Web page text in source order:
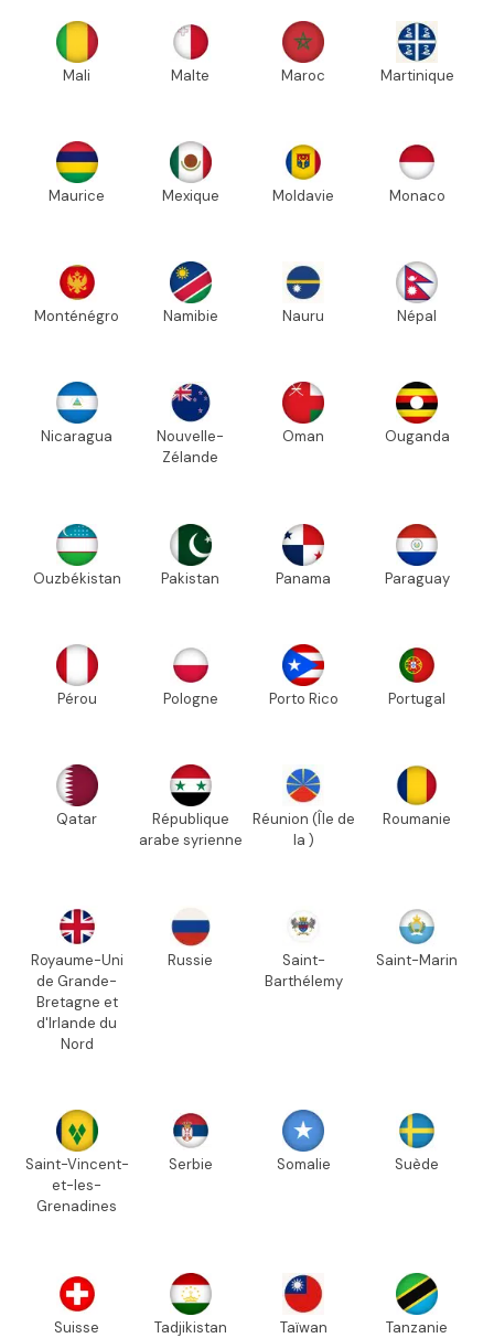
Mali Malte Maroc Martinique
Maurice Mexique Moldavie Monaco
Monténégro Namibie Nauru Népal
Nicaragua
Nouvelle-
Zélande
Oman Ouganda
Ouzbékistan Pakistan Panama Paraguay
Pérou Pologne Porto Rico Portugal
Qatar
République
arabe syrienne
Réunion (Île de
la )
Roumanie
Royaume-Uni
de Grande-
Bretagne et
d'Irlande du
Nord
Russie
Saint-
Barthélemy
Saint-Marin
Saint-Vincent-
et-les-
Grenadines
Serbie Somalie Suède
Suisse Tadjikistan Taïwan Tanzanie